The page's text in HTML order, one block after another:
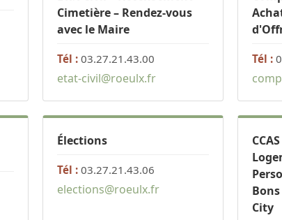
Cimetière – Rendez-vous
avec le Maire
Tél : 03.27.21.43.00
etat-civil@roeulx.fr
Tél :
Élections
Tél : 03.27.21.43.06
elections@roeulx.fr
City